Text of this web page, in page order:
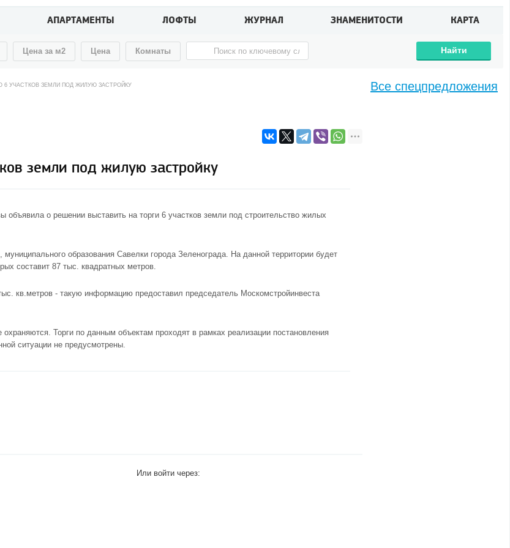
АПАРТАМЕНТЫ ЛОФТЫ ЖУРНАЛ ЗНАМЕНИТОСТИ КАРТА
Цена за м2 Цена Комнаты Найти
6 УЧАСТКОВ ЗЕМЛИ ПОД ЖИЛУЮ ЗАСТРОЙКУ
земли под жилую застройку
о решении выставить на торги 6 участков земли под строительство жилых
образования Савелки города Зеленограда. На данной территории будет
составит 87 тыс. квадратных метров.
кв.метров - такую информацию предоставил председатель Москомстройинвеста
Торги по данным объектам проходят в рамках реализации постановления
ситуации не предусмотрены.
Или войти через:
Все спецпредложения